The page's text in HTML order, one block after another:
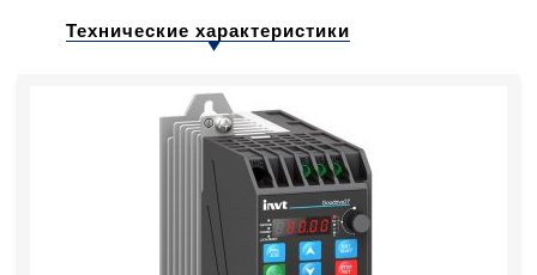
Технические характеристики